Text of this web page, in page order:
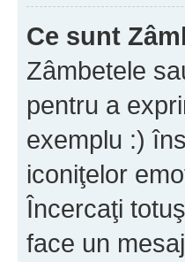
Ce sunt
Zâmbetele
pentru a
exemplu :)
iconiţelor
Încercaţi
face un